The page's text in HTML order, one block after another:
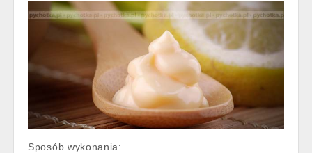
Sposób wykonania: